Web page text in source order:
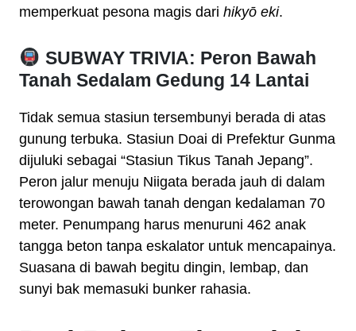
memperkuat pesona magis dari hikyō eki.
SUBWAY TRIVIA: Peron Bawah
Tanah Sedalam Gedung 14 Lantai
Tidak semua stasiun tersembunyi berada di atas
gunung terbuka. Stasiun Doai di Prefektur Gunma
dijuluki sebagai “Stasiun Tikus Tanah Jepang”.
Peron jalur menuju Niigata berada jauh di dalam
terowongan bawah tanah dengan kedalaman 70
meter. Penumpang harus menuruni 462 anak
tangga beton tanpa eskalator untuk mencapainya.
Suasana di bawah begitu dingin, lembap, dan
sunyi bak memasuki bunker rahasia.